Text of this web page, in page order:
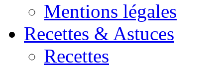
Mentions légales
Recettes & Astuces
Recettes